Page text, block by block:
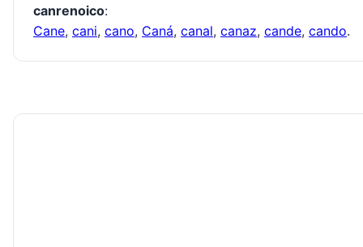
canrenoico:
Cane, cani, cano, Caná, canal, canaz, cande, cando.